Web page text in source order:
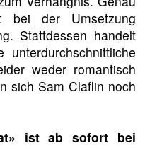
bei der Umsetzung
Stattdessen handelt
weder romantisch
sich Sam Claflin noch
ist ab sofort bei